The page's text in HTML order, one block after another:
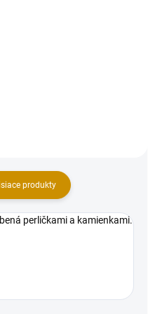
produkty
perličkami a kamienkami.